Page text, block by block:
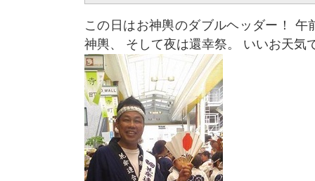
この日はお神輿のダブルヘッダー！ 午
神輿、 そして夜は還幸祭。 いいお天気